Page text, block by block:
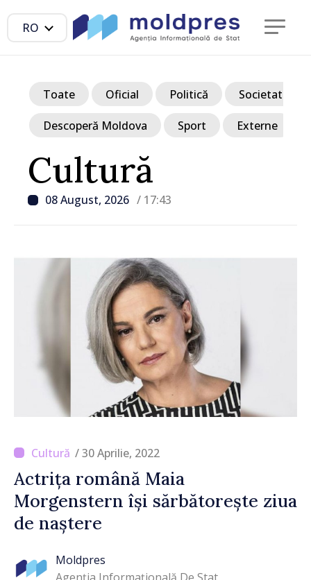
RO
Cultură
08 August, 2026 / 17:43
Toate Oficial Politică Societate
Descoperă Moldova Sport Externe
/ 30 Aprilie, 2022
Actrița română Maia
Morgenstern își sărbătorește ziua
de naștere
Moldpres